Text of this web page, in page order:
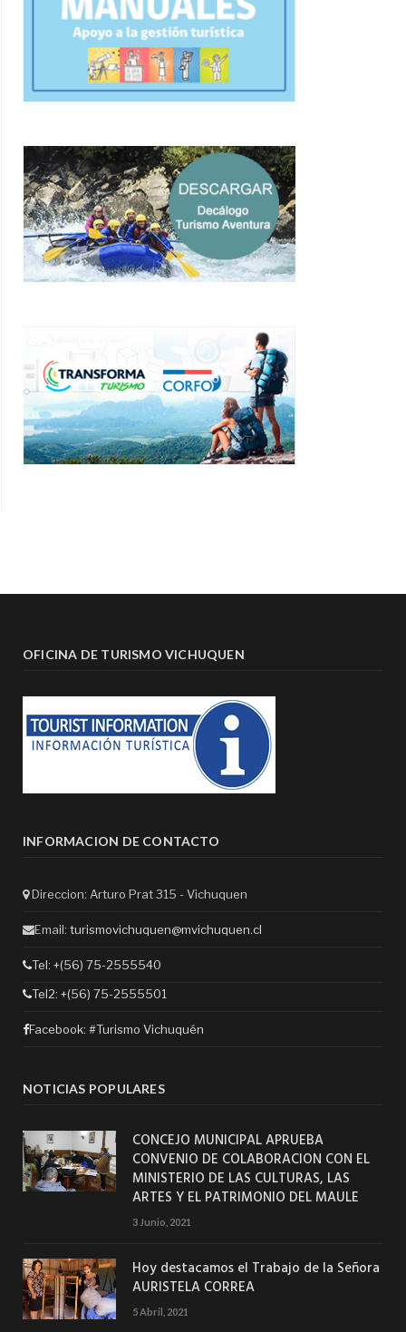
OFICINA DE TURISMO VICHUQUEN
INFORMACION DE CONTACTO
Direccion: Arturo Prat 315 - Vichuquen
Email: turismovichuquen@mvichuquen.cl
Tel: +(56) 75-2555540
Tel2: +(56) 75-2555501
Facebook: #Turismo Vichuquén
NOTICIAS POPULARES
CONCEJO MUNICIPAL APRUEBA
CONVENIO DE COLABORACION CON EL
MINISTERIO DE LAS CULTURAS, LAS
ARTES Y EL PATRIMONIO DEL MAULE
3 Junio, 2021
Hoy destacamos el Trabajo de la Señora
AURISTELA CORREA
5 Abril, 2021